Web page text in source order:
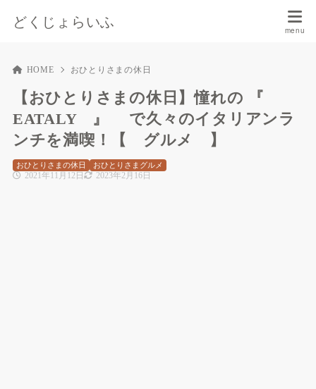
どくじょらいふ
HOME おひとりさまの休日
【おひとりさまの休日】憧れの 『
EATALY 』 で久々のイタリアンラ
ンチを満喫！【 グルメ 】
2021年11月12日 2023年2月16日
おひとりさまの休日 おひとりさまグルメ